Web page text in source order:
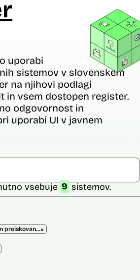
uporabi
sistemov v slovenskem
na njihovi podlagi
in vsem dostopen register.
odgovornost in
uporabi UI v javnem
Preprečevanje, odkrivanje in preiskovanje kaznivih dejanj×
vsebuje 9 sistemov.